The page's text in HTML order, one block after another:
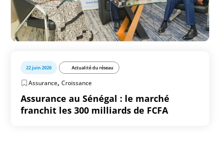
22 juin 2026 Actualité du réseau
Assurance,Croissance
Assurance au Sénégal : le marché
franchit les 300 milliards de FCFA